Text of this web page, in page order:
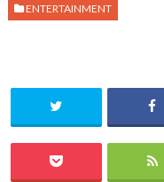
ENTERTAINMENT